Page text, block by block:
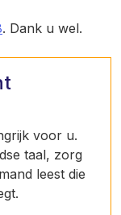
. Dank u wel.
voor u.
taal, zorg
leest die